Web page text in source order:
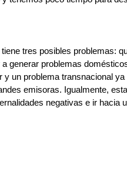
tres posibles problemas:
generar problemas
un problema transnacional
emisoras. Igualmente,
negativas e ir hacia